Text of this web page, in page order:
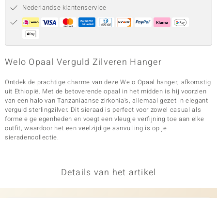
Nederlandse klantenservice
Welo Opaal Verguld Zilveren Hanger
Ontdek de prachtige charme van deze Welo Opaal hanger, afkomstig
uit Ethiopië. Met de betoverende opaal in het midden is hij voorzien
van een halo van Tanzaniaanse zirkonia's, allemaal gezet in elegant
verguld sterlingzilver. Dit sieraad is perfect voor zowel casual als
formele gelegenheden en voegt een vleugje verfijning toe aan elke
outfit, waardoor het een veelzijdige aanvulling is op je
sieradencollectie.
Details van het artikel